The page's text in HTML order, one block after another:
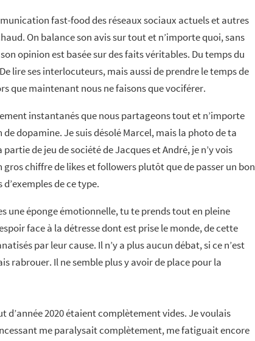
fast-food des réseaux sociaux actuels et autres
On balance son avis sur tout et n’importe quoi, sans
opinion est basée sur des faits véritables. Du temps du
lire ses interlocuteurs, mais aussi de prendre le temps de
que maintenant nous ne faisons que vociférer.
instantanés que nous partageons tout et n’importe
dopamine. Je suis désolé Marcel, mais la photo de ta
de jeu de société de Jacques et André, je n’y vois
chiffre de likes et followers plutôt que de passer un bon
de ce type.
une éponge émotionnelle, tu te prends tout en pleine
face à la détresse dont est prise le monde, de cette
par leur cause. Il n’y a plus aucun débat, si ce n’est
rabrouer. Il ne semble plus y avoir de place pour la
d’année 2020 étaient complètement vides. Je voulais
me paralysait complètement, me fatiguait encore